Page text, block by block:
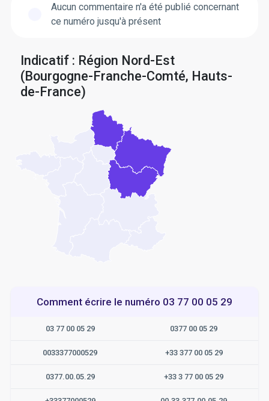
Aucun commentaire n'a été publié concernant
ce numéro jusqu'à présent
Indicatif : Région Nord-Est
(Bourgogne-Franche-Comté, Hauts-
de-France)
Comment écrire le numéro 03 77 00 05 29
03 77 00 05 29 0377 00 05 29
0033377000529 +33 377 00 05 29
0377.00.05.29 +33 3 77 00 05 29